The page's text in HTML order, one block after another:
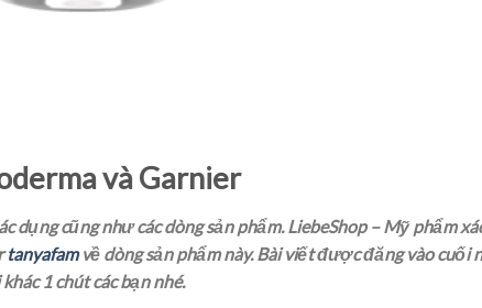
và Garnier
cũng như các dòng sản phẩm. LiebeShop – Mỹ phẩm
tanyafamvề dòng sản phẩm này. Bài viết được đăng vào cuối
1 chút các bạn nhé.